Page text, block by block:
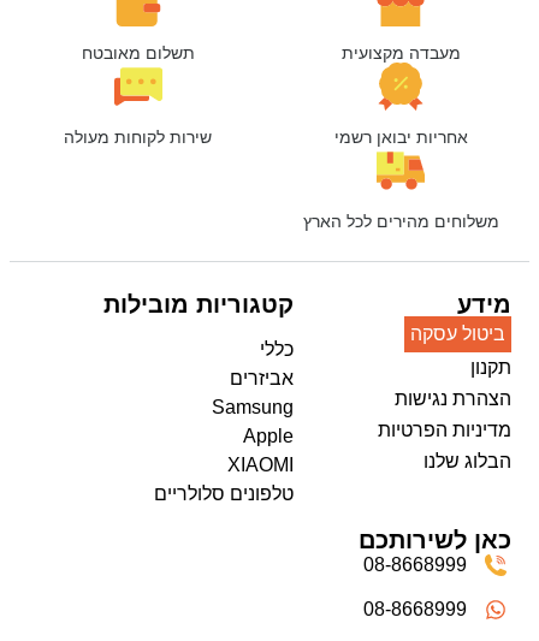
מעבדה מקצועית תשלום מאובטח
אחריות יבואן רשמי שירות לקוחות מעולה
משלוחים מהירים לכל הארץ
מידע
ביטול עסקה
תקנון
הצהרת נגישות
מדיניות הפרטיות
הבלוג שלנו
קטגוריות מובילות
כללי
אביזרים
Samsung
Apple
XIAOMI
טלפונים סלולריים
כאן לשירותכם
08-8668999
08-8668999